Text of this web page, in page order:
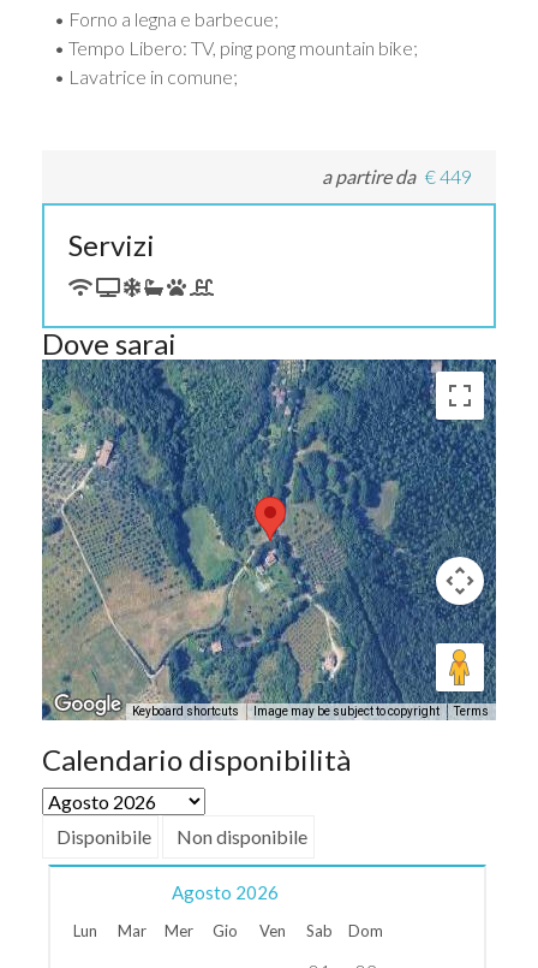
• Forno a legna e barbecue;
• Tempo Libero: TV, ping pong mountain bike;
• Lavatrice in comune;
a partire da €449
Servizi
Dove sarai
Keyboard shortcuts Image may be subject to copyright Terms
Calendario disponibilità
Disponibile Non disponibile
Agosto 2026
Lun Mar Mer Gio Ven Sab Dom